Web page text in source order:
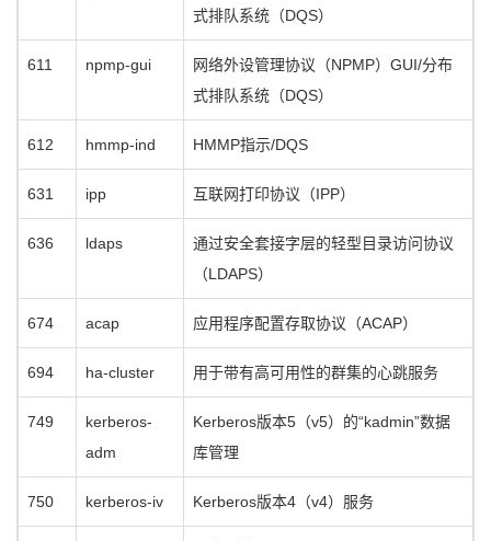
式排队系统（DQS）
611 npmp-gui
网络外设管理协议（NPMP）GUI/分布
式排队系统（DQS）
612 hmmp-ind HMMP指示/DQS
631 ipp 互联网打印协议（IPP）
636 ldaps
通过安全套接字层的轻型目录访问协议
（LDAPS）
674 acap 应用程序配置存取协议（ACAP）
694 ha-cluster 用于带有高可用性的群集的心跳服务
749
kerberos-
adm
Kerberos版本5（v5）的“kadmin”数据
库管理
750 kerberos-iv Kerberos版本4（v4）服务